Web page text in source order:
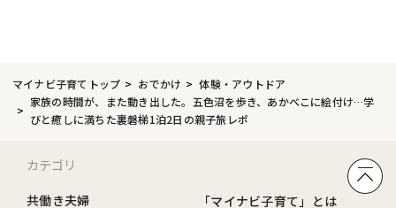
マイナビ子育てトップ おでかけ
体験・アウトドア
家族の時間が、また動き出した。五色沼を歩き、あかべこに絵付け…学
びと癒しに満ちた裏磐梯1泊2日の親子旅レポ
カテゴリ
共働き夫婦
「マイナビ子育て」とは